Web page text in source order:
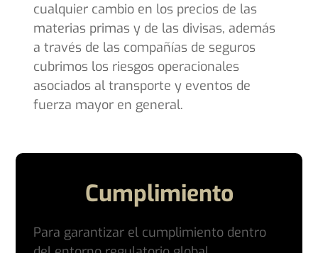
cualquier cambio en los precios de las
materias primas y de las divisas, además
a través de las compañías de seguros
cubrimos los riesgos operacionales
asociados al transporte y eventos de
fuerza mayor en general.
Cumplimiento
Para garantizar el cumplimiento dentro